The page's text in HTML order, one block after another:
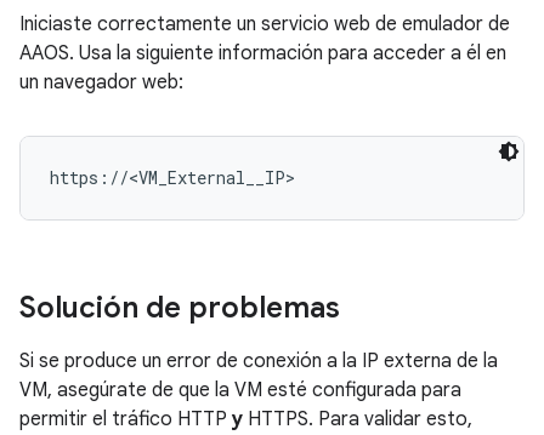
Iniciaste correctamente un servicio web de emulador de
AAOS. Usa la siguiente información para acceder a él en
un navegador web:
Solución de problemas
Si se produce un error de conexión a la IP externa de la
VM, asegúrate de que la VM esté configurada para
permitir el tráfico HTTP y HTTPS. Para validar esto,